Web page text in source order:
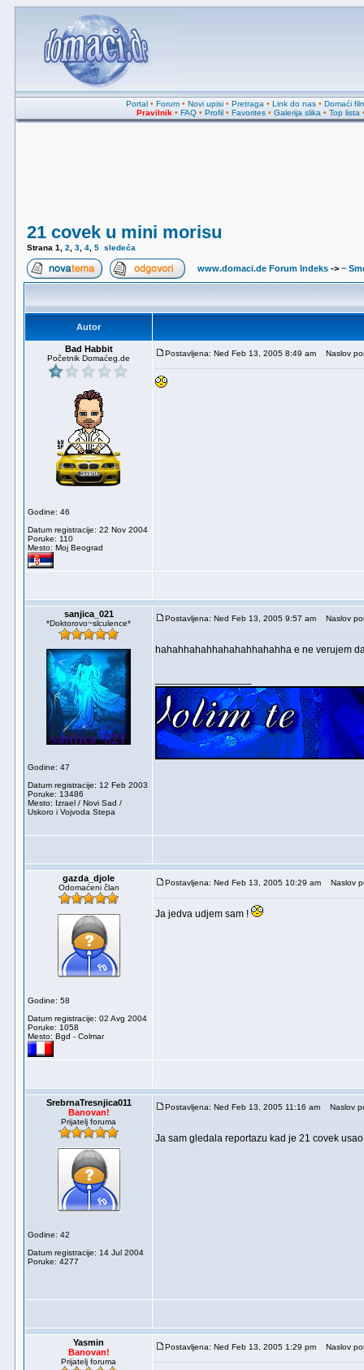
Portal• Forum• Novi upisi• Pretraga • Link do nas• Domaći
Pravilnik • FAQ • Profil • Favorites • Galerija slika • Top lista
21 covek u mini morisu
Strana 1 2 3 4 5 sledeća
www.domaci.de Forum Indeks -> ~
Autor
Bad Habbit
Početnik Domaćeg.de
Godine: 46
Datum registracije: 22 Nov 2004
Poruke: 110
Mesto: Moj Beograd
Postavljena: Ned Feb 13, 2005 8:49 am Naslov
sanjica_021
*Doktorovo~slculence*
Godine: 47
Datum registracije: 12 Feb 2003
Poruke: 13486
Mesto: Izrael / Novi Sad /
Uskoro i Vojvoda Stepa
Postavljena: Ned Feb 13, 2005 9:57 am Naslov
hahahhahahhahahahhahahha e ne verujem
gazda_djole
Odomaćeni član
Godine: 58
Datum registracije: 02 Avg 2004
Poruke: 1058
Mesto: Bgd - Colmar
Postavljena: Ned Feb 13, 2005 10:29 am Naslov
Ja jedva udjem sam !
SrebrnaTresnjica011
Banovan!
Prijatelj foruma
Godine: 42
Datum registracije: 14 Jul 2004
Poruke: 4277
Postavljena: Ned Feb 13, 2005 11:16 am Naslov
Ja sam gledala reportazu kad je 21 covek
Yasmin
Banovan!
Prijatelj foruma
Postavljena: Ned Feb 13, 2005 1:29 pm Naslov